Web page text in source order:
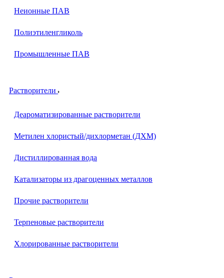
Неионные ПАВ
Полиэтиленгликоль
Промышленные ПАВ
Растворители
Деароматизированные растворители
Метилен хлористый/дихлорметан (ДХМ)
Дистиллированная вода
Катализаторы из драгоценных металлов
Прочие растворители
Терпеновые растворители
Хлорированные растворители